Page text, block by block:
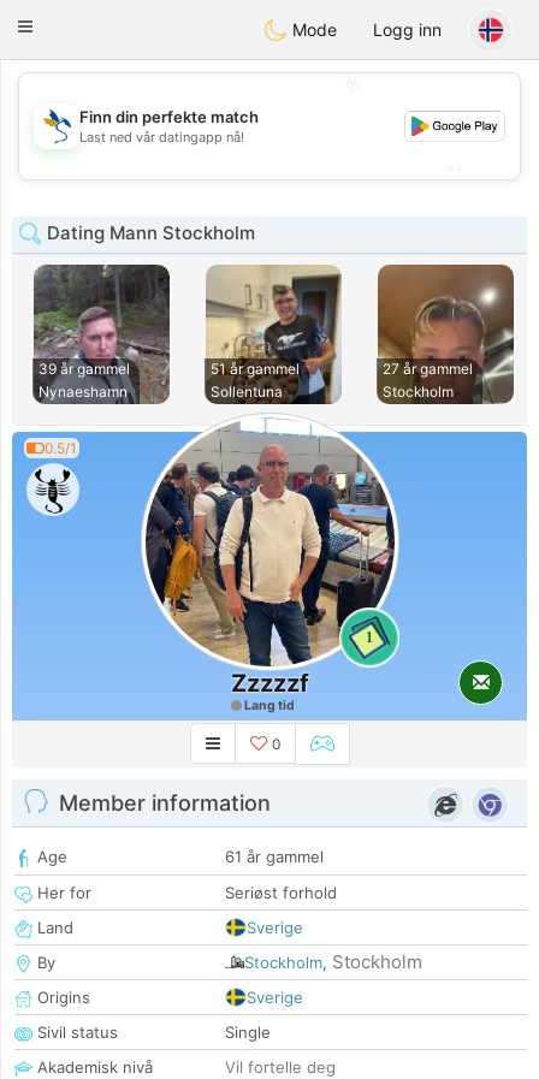
SvenskaDating
Toggle
Mode Logg inn
💖
💕
Finn din perfekte match
Last ned vår datingapp nå!
Dating Mann Stockholm
39 år gammel
Nynaeshamn
51 år gammel
Sollentuna
27 år gammel
Stockholm
0.5/1
1
Zzzzzf
Lang tid
0
Member information
Age
61 år gammel
Her for
Seriøst forhold
Land
Sverige
By
Stockholm, Stockholm
Origins
Sverige
Sivil status
Single
Akademisk nivå
Vil fortelle deg